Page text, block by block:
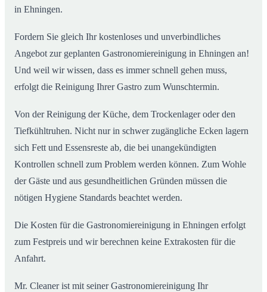
in Ehningen.
Fordern Sie gleich Ihr kostenloses und unverbindliches
Angebot zur geplanten Gastronomiereinigung in Ehningen an!
Und weil wir wissen, dass es immer schnell gehen muss,
erfolgt die Reinigung Ihrer Gastro zum Wunschtermin.
Von der Reinigung der Küche, dem Trockenlager oder den
Tiefkühltruhen. Nicht nur in schwer zugängliche Ecken lagern
sich Fett und Essensreste ab, die bei unangekündigten
Kontrollen schnell zum Problem werden können. Zum Wohle
der Gäste und aus gesundheitlichen Gründen müssen die
nötigen Hygiene Standards beachtet werden.
Die Kosten für die Gastronomiereinigung in Ehningen erfolgt
zum Festpreis und wir berechnen keine Extrakosten für die
Anfahrt.
Mr. Cleaner ist mit seiner Gastronomiereinigung Ihr